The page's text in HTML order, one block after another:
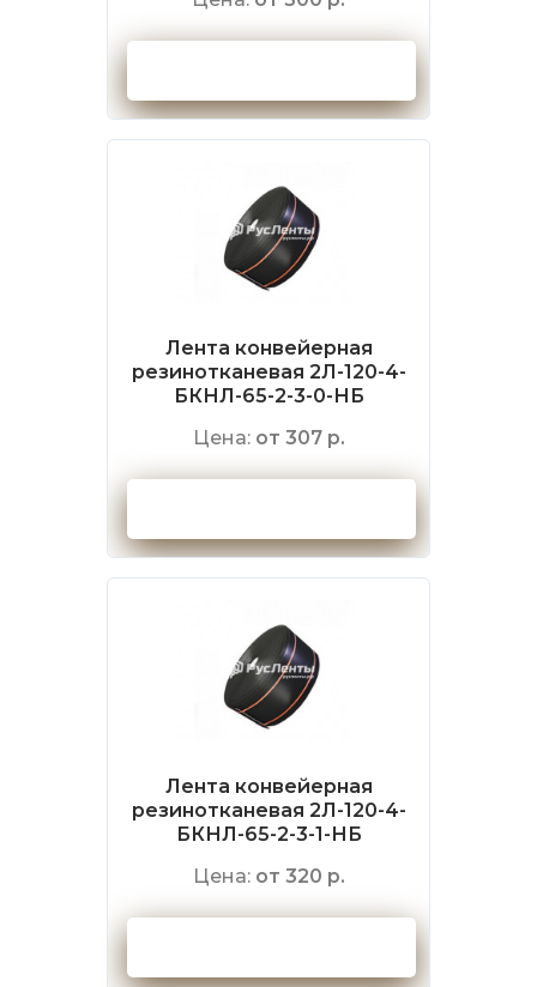
Лента конвейерная
резинотканевая 2Л-120-4-
БКНЛ-65-2-3-0-НБ
Цена: от 307 р.
Лента конвейерная
резинотканевая 2Л-120-4-
БКНЛ-65-2-3-1-НБ
Цена: от 320 р.